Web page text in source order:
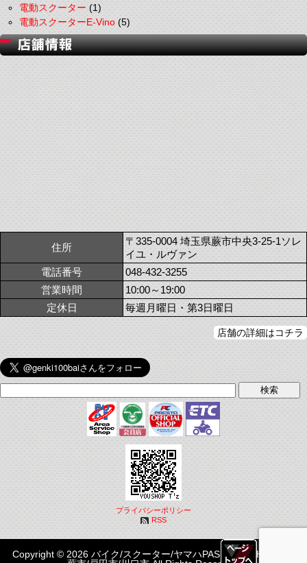
電動スクーター(1)
電動スクーターE-Vino(5)
住所
〒335-0004 埼玉県蕨市中央3-25-1ソレ
イユ・ルヴァン
電話番号
048-432-3255
営業時間
10:00～19:00
定休日
毎週月曜日・第3日曜日
店舗の詳細はコチラ
プライバシーポリシー
RSS
Copyright © 2026 バイク/スクーター/ヤマハPASはYOUSHOP T'z|